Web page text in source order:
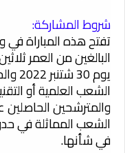
شروط المشاركة:
تفتح هذه المباراة
يوم
الشعب العلمية أو
والمترشحين
في شأنها.